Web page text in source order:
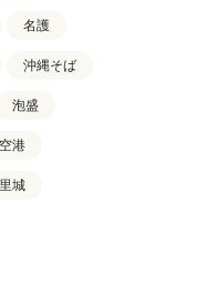
名護
沖縄そば
泡盛
港
城